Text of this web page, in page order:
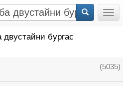
бургас
(5035)